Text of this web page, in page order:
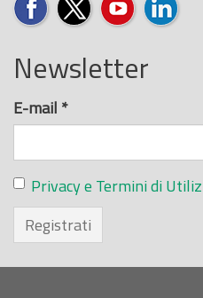
Newsletter
E-mail *
Privacy e Termini di
Registrati